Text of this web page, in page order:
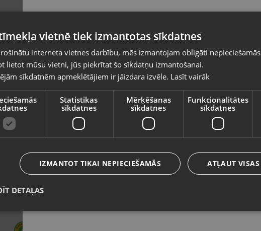
Balco CE220769-S
Stāvoklis Mazlietots (Garantija 12 mēneši)
10.00€
valsti
Vietnes saturs būs attēlots izvēlētajā valodā
Valsts
Valoda
Latviešu / Latvian
vietnē tiek izmantotas sīkdatnes
interneta vietnes darbību, mēs izmantojam obligāti
lietot mūsu vietni, jūs piekrītat šo sīkdatņu izmantošanai.
sīkdatnēm apmeklētājiem ir jāizdara izvēle. Lasīt vairāk
Statistikas
sīkdatnes
Mērķēšanas
sīkdatnes
Funkcionalitātes
sīkdatnes
ATĻAUT
IZMANTOT TIKAI NEPIECIEŠAMĀS
DETAĻAS